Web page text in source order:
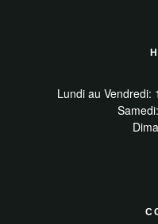
Lundi au Vendredi: